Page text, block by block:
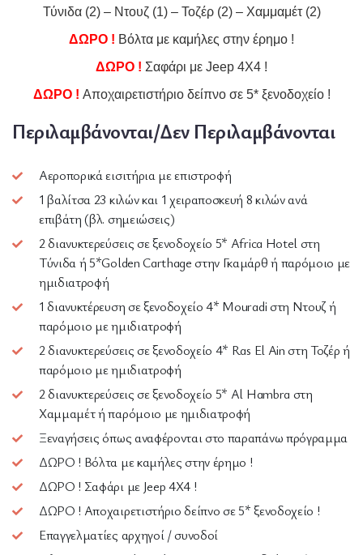
Τύνιδα (2) – Ντουζ (1) – Τοζέρ (2) – Χαμμαμέτ (2)
ΔΩΡΟ ! Βόλτα με καμήλες στην έρημο !
ΔΩΡΟ ! Σαφάρι με Jeep 4X4 !
ΔΩΡΟ ! Αποχαιρετιστήριο δείπνο σε 5* ξενοδοχείο !
Περιλαμβάνονται/Δεν Περιλαμβάνονται
Αεροπορικά εισιτήρια με επιστροφή
1 βαλίτσα 23 κιλών και 1 χειραποσκευή 8 κιλών ανά
επιβάτη (βλ. σημειώσεις)
2 διανυκτερεύσεις σε ξενοδοχείο 5* Africa Hotel στη
Τύνιδα ή 5*Golden Carthage στην Γκαμάρθ ή παρόμοιο με
ημιδιατροφή
1 διανυκτέρευση σε ξενοδοχείο 4* Mouradi στη Ντουζ ή
παρόμοιο με ημιδιατροφή
2 διανυκτερεύσεις σε ξενοδοχείο 4* Ras El Ain στη Τοζέρ ή
παρόμοιο με ημιδιατροφή
2 διανυκτερεύσεις σε ξενοδοχείο 5* Al Hambra στη
Χαμμαμέτ ή παρόμοιο με ημιδιατροφή
Ξεναγήσεις όπως αναφέρονται στο παραπάνω πρόγραμμα
ΔΩΡΟ ! Βόλτα με καμήλες στην έρημο !
ΔΩΡΟ ! Σαφάρι με Jeep 4X4 !
ΔΩΡΟ ! Αποχαιρετιστήριο δείπνο σε 5* ξενοδοχείο !
Επαγγελματίες αρχηγοί / συνοδοί